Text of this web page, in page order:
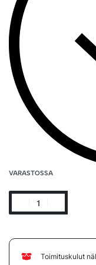
VARASTOSSA
Toimituskulut